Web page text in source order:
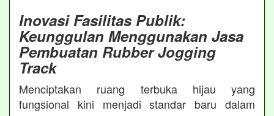
Inovasi Fasilitas Publik:
Keunggulan Menggunakan Jasa
Pembuatan Rubber Jogging
Track
Menciptakan ruang terbuka hijau yang
fungsional kini menjadi standar baru dalam